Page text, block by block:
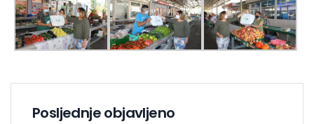
Posljednje objavljeno